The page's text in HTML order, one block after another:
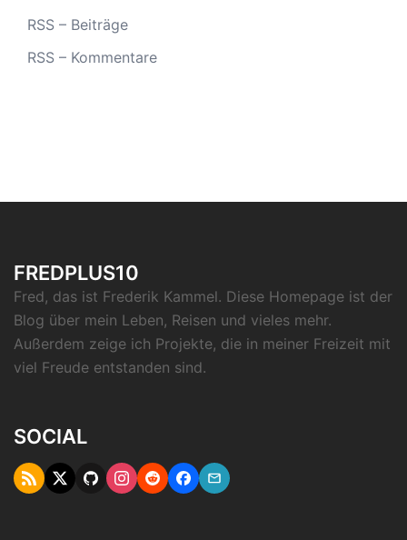
RSS – Beiträge
RSS – Kommentare
FREDPLUS10
Fred, das ist Frederik Kammel. Diese Homepage ist der
Blog über mein Leben, Reisen und vieles mehr.
Außerdem zeige ich Projekte, die in meiner Freizeit mit
viel Freude entstanden sind.
SOCIAL
RSS TwitterGithubInstagram
RedditFacebook
Email